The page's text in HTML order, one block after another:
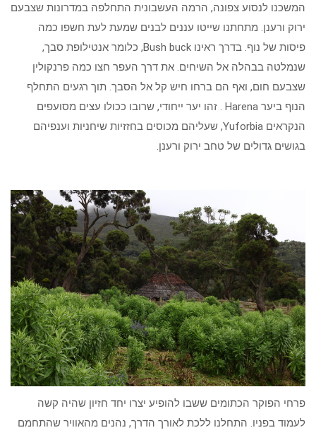
המשכנו לנסוע צפונה, הרמה העשבונית התחלפה במדרונות שצבעם
ירוק ורענן. מתחתנו שייטו עננים לבנים שמעת לעת חשפו כמה
פיסות של נוף. בדרך ראינו Bush buck, כלומר אנטילופת סבך,
שנמלטה בבהלה אל השיחים. את דרך העפר חצו כמה פרנקולין
שצבעם חום, ואף הם ברחו חיש קל אל הסבך. תוך רגעים התחלף
הנוף ביער Harena . זהו יער ייחודי, שרובו ככולו עצים מסועפים
הנקראים Yuforbia, שעליהם מכוסים בחזזיות שיחניות וענפיהם
בגושים גדולים של טחב ירוק ורענן.
פרחי הפוקר הכתומים ששבו להופיע יצרו יחד חזיון שהיה קשה
לעמוד בפניו. התחלנו ללכת לאורך הדרך, נהנים מהאוויר שהתחמם